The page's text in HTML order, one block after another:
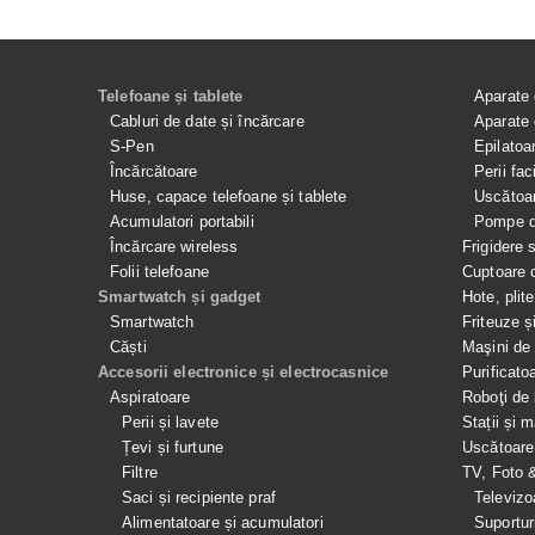
Telefoane și tablete
Cabluri de date și încărcare
S-Pen
Încărcătoare
Huse, capace telefoane și tablete
Acumulatori portabili
Încărcare wireless
Folii telefoane
Smartwatch și gadget
Smartwatch
Căști
Accesorii electronice și electrocasnice
Aspiratoare
Perii și lavete
Țevi și furtune
Filtre
Saci și recipiente praf
Alimentatoare și acumulatori
Aparate
Aparate
Perii
Pompe
Frigidere
Cuptoare
Hote,
Friteuze
Maşini
Roboţi de
Stații și
Uscătoare
TV, Foto